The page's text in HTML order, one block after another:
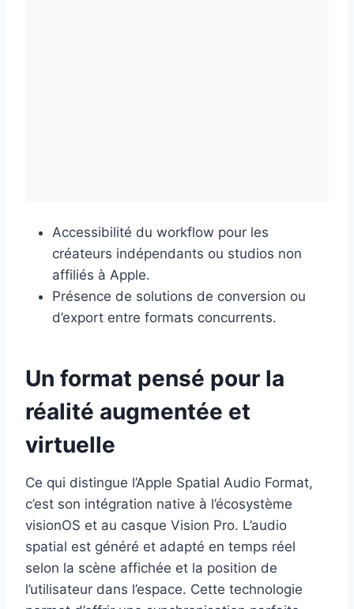
Accessibilité du workflow pour les
créateurs indépendants ou studios non
affiliés à Apple.
Présence de solutions de conversion ou
d’export entre formats concurrents.
Un format pensé pour la
réalité augmentée et
virtuelle
Ce qui distingue l’Apple Spatial Audio Format,
c’est son intégration native à l’écosystème
visionOS et au casque Vision Pro. L’audio
spatial est généré et adapté en temps réel
selon la scène affichée et la position de
l’utilisateur dans l’espace. Cette technologie